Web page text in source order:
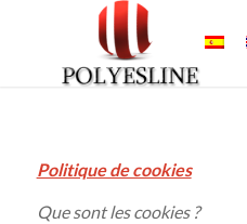
Politique de cookies
Que sont les cookies ?